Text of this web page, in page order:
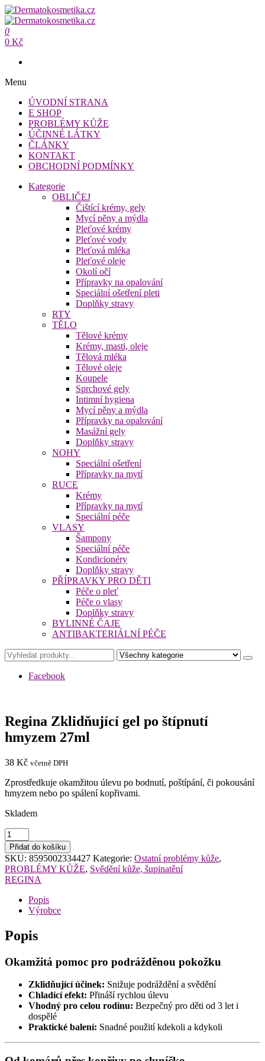
Přeskočit
na
obsah
Dermatokosmetika.cz
Dermatokosmetika.cz
0
0 Kč
Menu
ÚVODNÍ STRANA
E SHOP
PROBLÉMY KŮŽE
ÚČINNÉ LÁTKY
ČLÁNKY
KONTAKT
OBCHODNÍ PODMÍNKY
Kategorie
OBLIČEJ
Čištící krémy, gely
Mycí pěny a mýdla
Pleťové krémy
Pleťové vody
Pleťová mléka
Pleťové oleje
Okolí očí
Přípravky na opalování
Speciální ošetření pleti
Doplňky stravy
RTY
TĚLO
Tělové krémy
Krémy, masti, oleje
Tělová mléka
Tělové oleje
Koupele
Sprchové gely
Intimní hygiena
Mycí pěny a mýdla
Přípravky na opalování
Masážní gely
Doplňky stravy
NOHY
Speciální ošetření
Přípravky na mytí
RUCE
Krémy
Přípravky na mytí
Speciální péče
VLASY
Šampony
Speciální péče
Kondicionéry
Doplňky stravy
PŘÍPRAVKY PRO DĚTI
Péče o pleť
Péče o vlasy
Doplňky stravy
BYLINNÉ ČAJE
ANTIBAKTERIÁLNÍ PÉČE
Facebook
Regina Zklidňující gel po štípnutí
hmyzem 27ml
38 Kč včetně DPH
Zprostředkuje okamžitou úlevu po bodnutí, poštípání, či pokousání
hmyzem nebo po spálení kopřivami.
Skladem
Regina
Zklidňující
gel
po
štípnutí
hmyzem
27ml
množství
Přidat do košíku
SKU: 8595002334427 Kategorie: Ostatní problémy kůže,
PROBLÉMY KŮŽE, Svědění kůže, šupinatění
REGINA
Popis
Výrobce
Popis
Okamžitá pomoc pro podrážděnou pokožku
Zklidňující účinek: Snižuje podráždění a svědění
Chladící efekt: Přináší rychlou úlevu
Vhodný pro celou rodinu: Bezpečný pro děti od 3 let i
dospělé
Praktické balení: Snadné použití kdekoli a kdykoli